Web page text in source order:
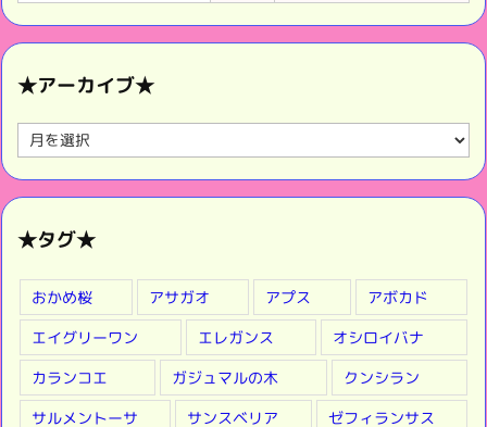
★アーカイブ★
★
ア
ー
カ
イ
ブ
★タグ★
おかめ桜 アサガオ アプス
アボカド
エイグリーワン
エレガンス
オシロイバナ
カランコエ
ガジュマルの木
クンシラン
サルメントーサ
サンスベリア ゼフィランサス